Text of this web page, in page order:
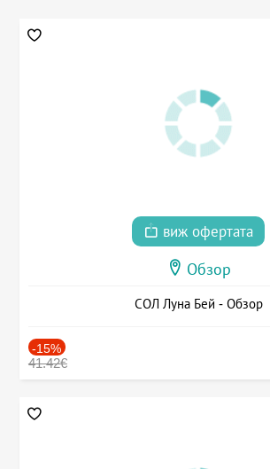
виж офертата
Обзор
СОЛ Луна Бей - Обзор
-15%
41.42€